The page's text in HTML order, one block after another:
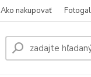
Ako nakupovať